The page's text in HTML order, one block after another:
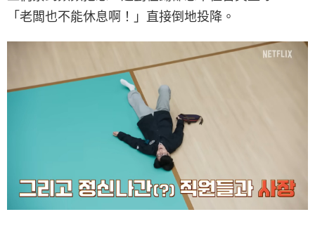
「老闆也不能休息啊！」直接倒地投降。